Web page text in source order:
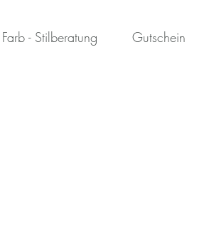
Farb - Stilberatung Gutschein